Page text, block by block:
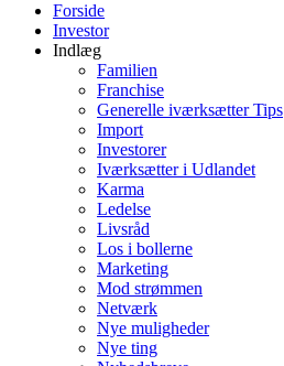
Forside
Investor
Indlæg
Familien
Franchise
Generelle iværksætter Tips
Import
Investorer
Iværksætter i Udlandet
Karma
Ledelse
Livsråd
Los i bollerne
Marketing
Mod strømmen
Netværk
Nye muligheder
Nye ting